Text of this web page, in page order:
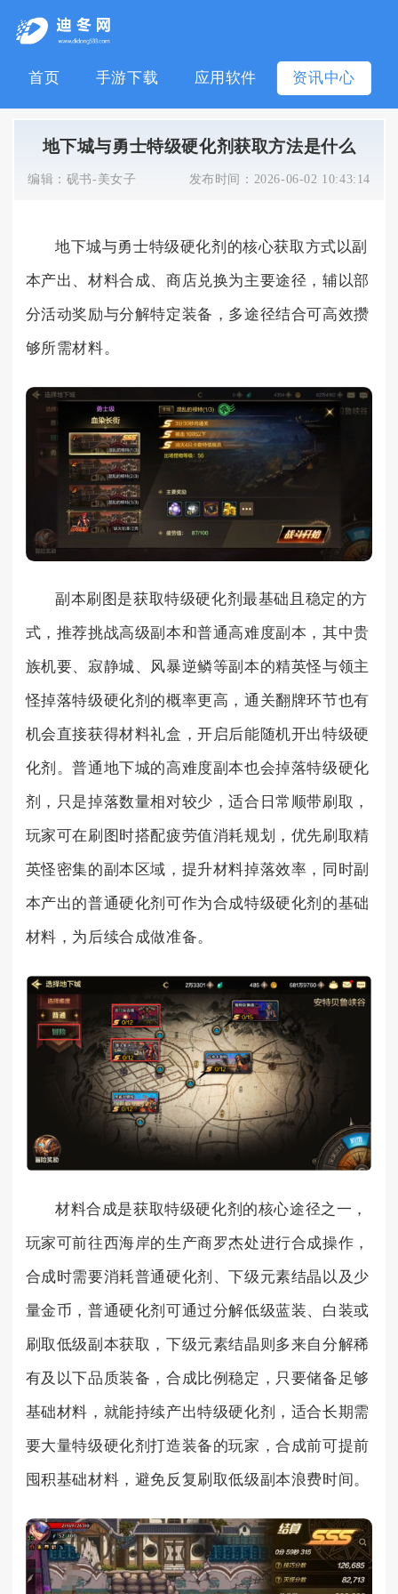
首页 手游下载 应用软件 资讯中心
地下城与勇士特级硬化剂获取方法是什么
编辑： 砚书-美女子 发布时间： 2026-06-02 10:43:14
地下城与勇士特级硬化剂的核心获取方式以副
本产出、材料合成、商店兑换为主要途径，辅以部
分活动奖励与分解特定装备，多途径结合可高效攒
够所需材料。
副本刷图是获取特级硬化剂最基础且稳定的方
式，推荐挑战高级副本和普通高难度副本，其中贵
族机要、寂静城、风暴逆鳞等副本的精英怪与领主
怪掉落特级硬化剂的概率更高，通关翻牌环节也有
机会直接获得材料礼盒，开启后能随机开出特级硬
化剂。普通地下城的高难度副本也会掉落特级硬化
剂，只是掉落数量相对较少，适合日常顺带刷取，
玩家可在刷图时搭配疲劳值消耗规划，优先刷取精
英怪密集的副本区域，提升材料掉落效率，同时副
本产出的普通硬化剂可作为合成特级硬化剂的基础
材料，为后续合成做准备。
材料合成是获取特级硬化剂的核心途径之一，
玩家可前往西海岸的生产商罗杰处进行合成操作，
合成时需要消耗普通硬化剂、下级元素结晶以及少
量金币，普通硬化剂可通过分解低级蓝装、白装或
刷取低级副本获取，下级元素结晶则多来自分解稀
有及以下品质装备，合成比例稳定，只要储备足够
基础材料，就能持续产出特级硬化剂，适合长期需
要大量特级硬化剂打造装备的玩家，合成前可提前
囤积基础材料，避免反复刷取低级副本浪费时间。